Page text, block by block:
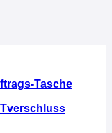
Tasche